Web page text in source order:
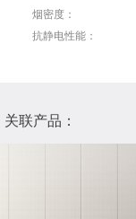
烟密度：
抗静电性能：
关联产品：